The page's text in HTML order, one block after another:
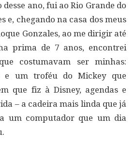
ano, fui ao Rio Grande do
e, chegando na casa dos meus
Gonzales, ao me dirigir até
prima de 7 anos, encontrei
costumavam ser minhas:
e um troféu do Mickey que
que fiz à Disney, agendas e
– a cadeira mais linda que já
um computador que um dia